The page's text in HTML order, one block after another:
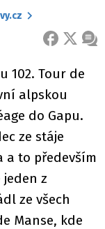
FACEBOOK
X
102. Tour de
alpskou
do Gapu.
ze stáje
a to především
jeden z
ze všech
Manse, kde